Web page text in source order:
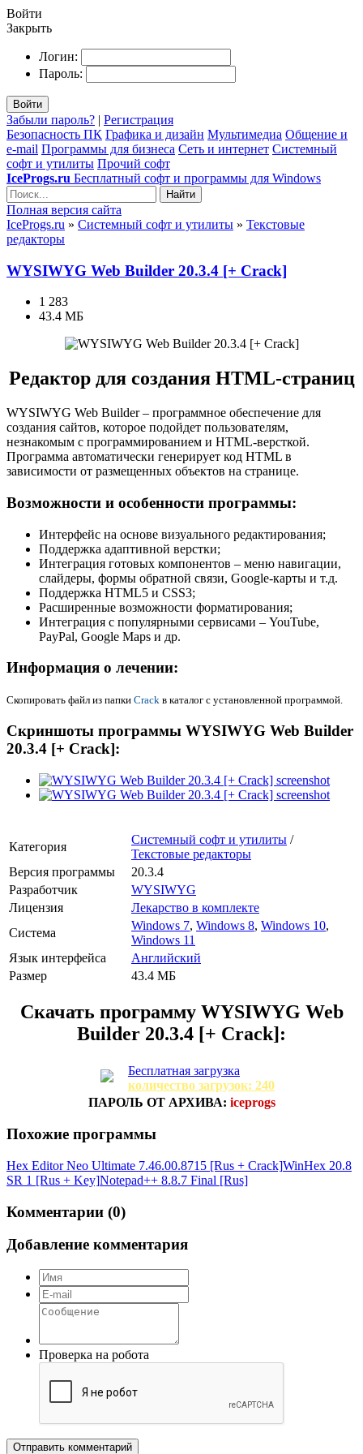
Войти
Закрыть
Логин:
Пароль:
Войти
Забыли пароль? | Регистрация
Безопасность ПК Графика и дизайн Мультимедиа Общение и
e-mail Программы для бизнеса Сеть и интернет Системный
софт и утилиты Прочий софт
IceProgs.ru Бесплатный софт и программы для Windows
Найти
Полная версия сайта
IceProgs.ru » Системный софт и утилиты » Текстовые
редакторы
WYSIWYG Web Builder 20.3.4 [+ Crack]
1 283
43.4 МБ
Редактор для создания HTML-страниц
WYSIWYG Web Builder – программное обеспечение для
создания сайтов, которое подойдет пользователям,
незнакомым с программированием и HTML-версткой.
Программа автоматически генерирует код HTML в
зависимости от размещенных объектов на странице.
Возможности и особенности программы:
Интерфейс на основе визуального редактирования;
Поддержка адаптивной верстки;
Интеграция готовых компонентов – меню навигации,
слайдеры, формы обратной связи, Google-карты и т.д.
Поддержка HTML5 и CSS3;
Расширенные возможности форматирования;
Интеграция с популярными сервисами – YouTube,
PayPal, Google Maps и др.
Информация о лечении:
Скопировать файл из папки Crack в каталог с установленной программой.
Скриншоты программы WYSIWYG Web Builder
20.3.4 [+ Crack]:
Категория
Системный софт и утилиты /
Текстовые редакторы
Версия программы
20.3.4
Разработчик
WYSIWYG
Лицензия
Лекарство в комплекте
Система
Windows 7, Windows 8, Windows 10,
Windows 11
Язык интерфейса
Английский
Размер
43.4 МБ
Скачать программу WYSIWYG Web
Builder 20.3.4 [+ Crack]:
Бесплатная загрузка
количество загрузок: 240
ПАРОЛЬ ОТ АРХИВА: iceprogs
Похожие программы
Hex Editor Neo Ultimate 7.46.00.8715 [Rus + Crack]WinHex 20.8
SR 1 [Rus + Key]Notepad++ 8.8.7 Final [Rus]
Комментарии (0)
Добавление комментария
Проверка на робота
Отправить комментарий